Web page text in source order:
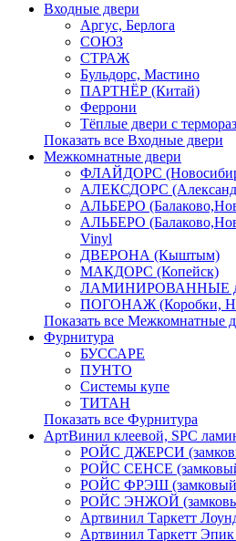
Входные двери
Аргус, Берлога
СОЮЗ
СТРАЖ
Бульдорс, Мастино
ПАРТНЁР (Китай)
Феррони
Тёплые двери с
Показать все Входные двери
Межкомнатные двери
ФЛАЙДОРС
АЛЕКСДОРС
АЛЬБЕРО
АЛЬБЕРО
Vinyl
ДВЕРОНА (Кыштым)
МАКДОРС (Копейск)
ЛАМИНИРОВАННЫЕ
ПОГОНАЖ (Коробки,
Показать все Межкомнатные
Фурнитура
БУССАРЕ
ПУНТО
Системы купе
ТИТАН
Показать все Фурнитура
АртВинил клеевой, SPC
РОЙС ДЖЕРСИ
РОЙС СЕНСЕ
РОЙС ФРЭШ
РОЙС ЭНЖОЙ
Артвинил Таркетт
Артвинил Таркетт Эпик